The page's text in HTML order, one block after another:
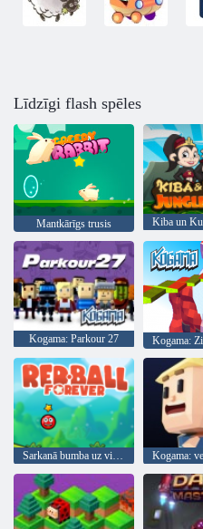
Līdzīgi flash spēles
Mantkārīgs trusis
Kogama: Parkour 27
Sarkanā bumba uz visiem laikiem